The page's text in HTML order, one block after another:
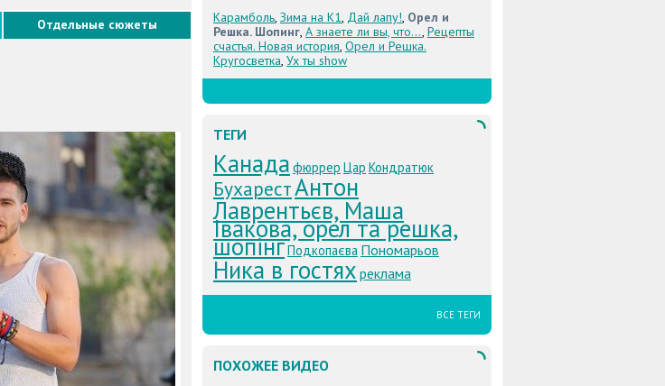
Отдельные сюжеты Карамболь, Зима на К1, Дай лапу!, Орел и
Решка. Шопинг, А знаете ли вы, что..., Рецепты
счастья. Новая история, Орел и Решка.
Кругосветка, Ух ты show
ТЕГИ
Канада фюррер Цар Кондратюк
БухарестАнтон
Лаврентьєв, Маша
Івакова, орел та решка,
шопінгПодкопаєва Пономарьов
Ника в гостях реклама
ВСЕ ТЕГИ
ПОХОЖЕЕ ВИДЕО